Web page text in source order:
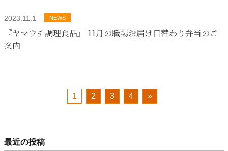
2023.11.1 NEWS
『ヤマウチ調理食品』 11月の職場お届け日替わり弁当のご
案内
1 2 3 4 »
最近の投稿